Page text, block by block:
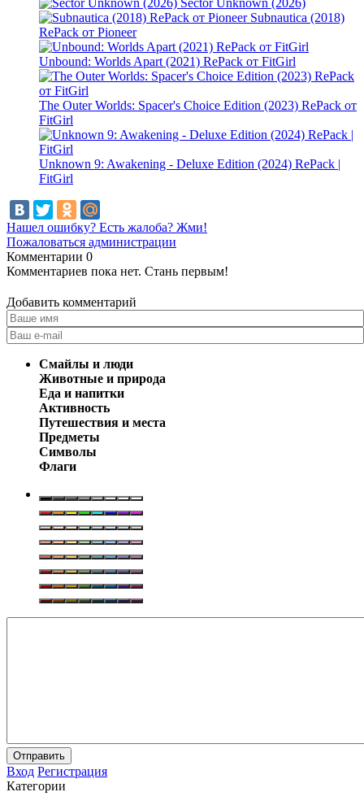
Subnautica (2018)
RePack от Pioneer
Unbound: Worlds Apart (2021) RePack от FitGirl
The Outer Worlds: Spacer's Choice Edition (2023) RePack от
FitGirl
Unknown 9: Awakening - Deluxe Edition (2024) RePack |
FitGirl
Нашел ошибку? Есть жалоба? Жми!
Пожаловаться администрации
Комментарии 0
Комментариев пока нет. Стань первым!
Добавить комментарий
Смайлы и люди
Животные и природа
Еда и напитки
Активность
Путешествия и места
Предметы
Символы
Флаги
Отправить
Вход Регистрация
Категории